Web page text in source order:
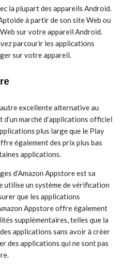
la plupart des appareils Android.
à partir de son site Web ou
sur votre appareil Android.
parcourir les applications
sur votre appareil.
excellente alternative au
marché d’applications officiel
plus large que le Play
également des prix plus bas
applications.
d’Amazon Appstore est sa
utilise un système de vérification
que les applications
Appstore offre également
supplémentaires, telles que la
applications sans avoir à créer
des applications qui ne sont pas